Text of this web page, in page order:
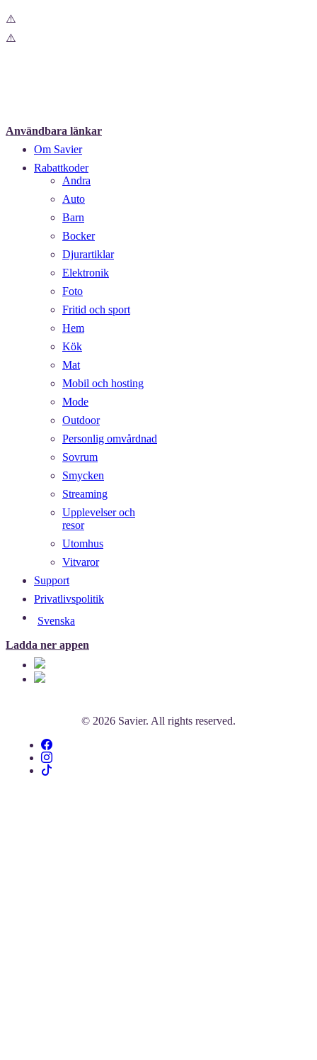
Användbara länkar
Om Savier
Rabattkoder
Andra
Auto
Barn
Bocker
Djurartiklar
Elektronik
Foto
Fritid och sport
Hem
Kök
Mat
Mobil och hosting
Mode
Outdoor
Personlig omvårdnad
Sovrum
Smycken
Streaming
Upplevelser och
resor
Utomhus
Vitvaror
Support
Privatlivspolitik
Svenska
Ladda ner appen
© 2026 Savier. All rights reserved.